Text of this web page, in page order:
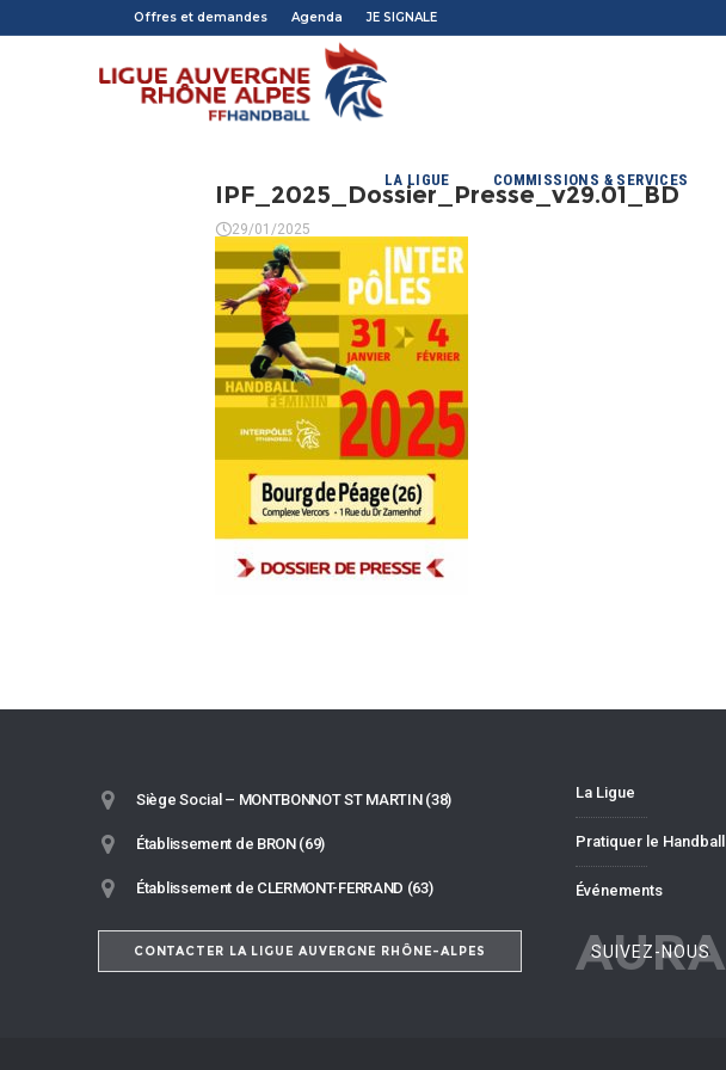
Offres et demandes Agenda JE SIGNALE
LA LIGUE COMMISSIONS & SERVICES
IPF_2025_Dossier_Presse_v29.01_BD
29/01/2025
Siège Social – MONTBONNOT ST MARTIN (38)
Établissement de BRON (69)
Établissement de CLERMONT-FERRAND (63)
CONTACTER LA LIGUE AUVERGNE RHÔNE-ALPES
La Ligue
Pratiquer le Handball
Événements
AURA
SUIVEZ-NOUS